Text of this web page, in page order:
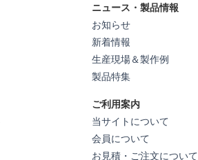
ニュース・製品情報
お知らせ
新着情報
生産現場＆製作例
製品特集
ご利用案内
当サイトについて
会員について
お見積・ご注文について